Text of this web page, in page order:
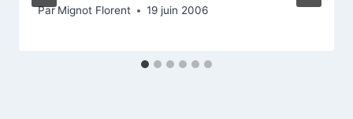
Par Mignot Florent 19 juin 2006